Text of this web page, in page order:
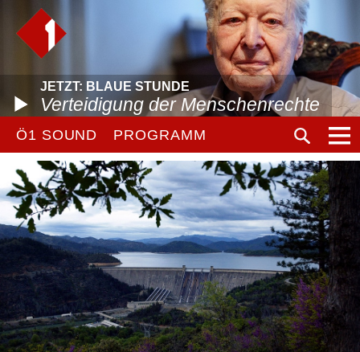
JETZT: BLAUE STUNDE
Verteidigung der Menschenrechte
Ö1 SOUND PROGRAMM